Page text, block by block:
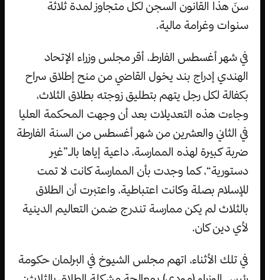
سنّ هذا القانون السجن لكل متجاوز لمدة ثلاثة
سنوات وغرامة مالية.
في شهر أغسطس الفارط، أقر مجلس وزراء الإتحاد
الهندي إدراج بند يخول القاضي من منح إطلاق سراح
بكفالة لكل رجل يتهم بتطليق زوجته بطلاق الثلاث،
وجاءت هذه التعديلات بعد أن وجهت المحكمة العليا
في الثاني والعشرين من شهر أغسطس من السنة الفارطة
ضربة كبيرة لهذه الممارسة، داعية إياها بالـ”غير
دستورية“، كما وجدت بأن الممارسة كانت لا تمت
للإسلام بصلة وكانت اعتباطية، واعتبرت أن الطلاق
بالثلاث لم يكن ممارسة تندرج ضمن التعاليم الدينية
لأي دين كان.
في تلك الأثناء، اتهم مجلس الشيوخ في البرلمان حكومة